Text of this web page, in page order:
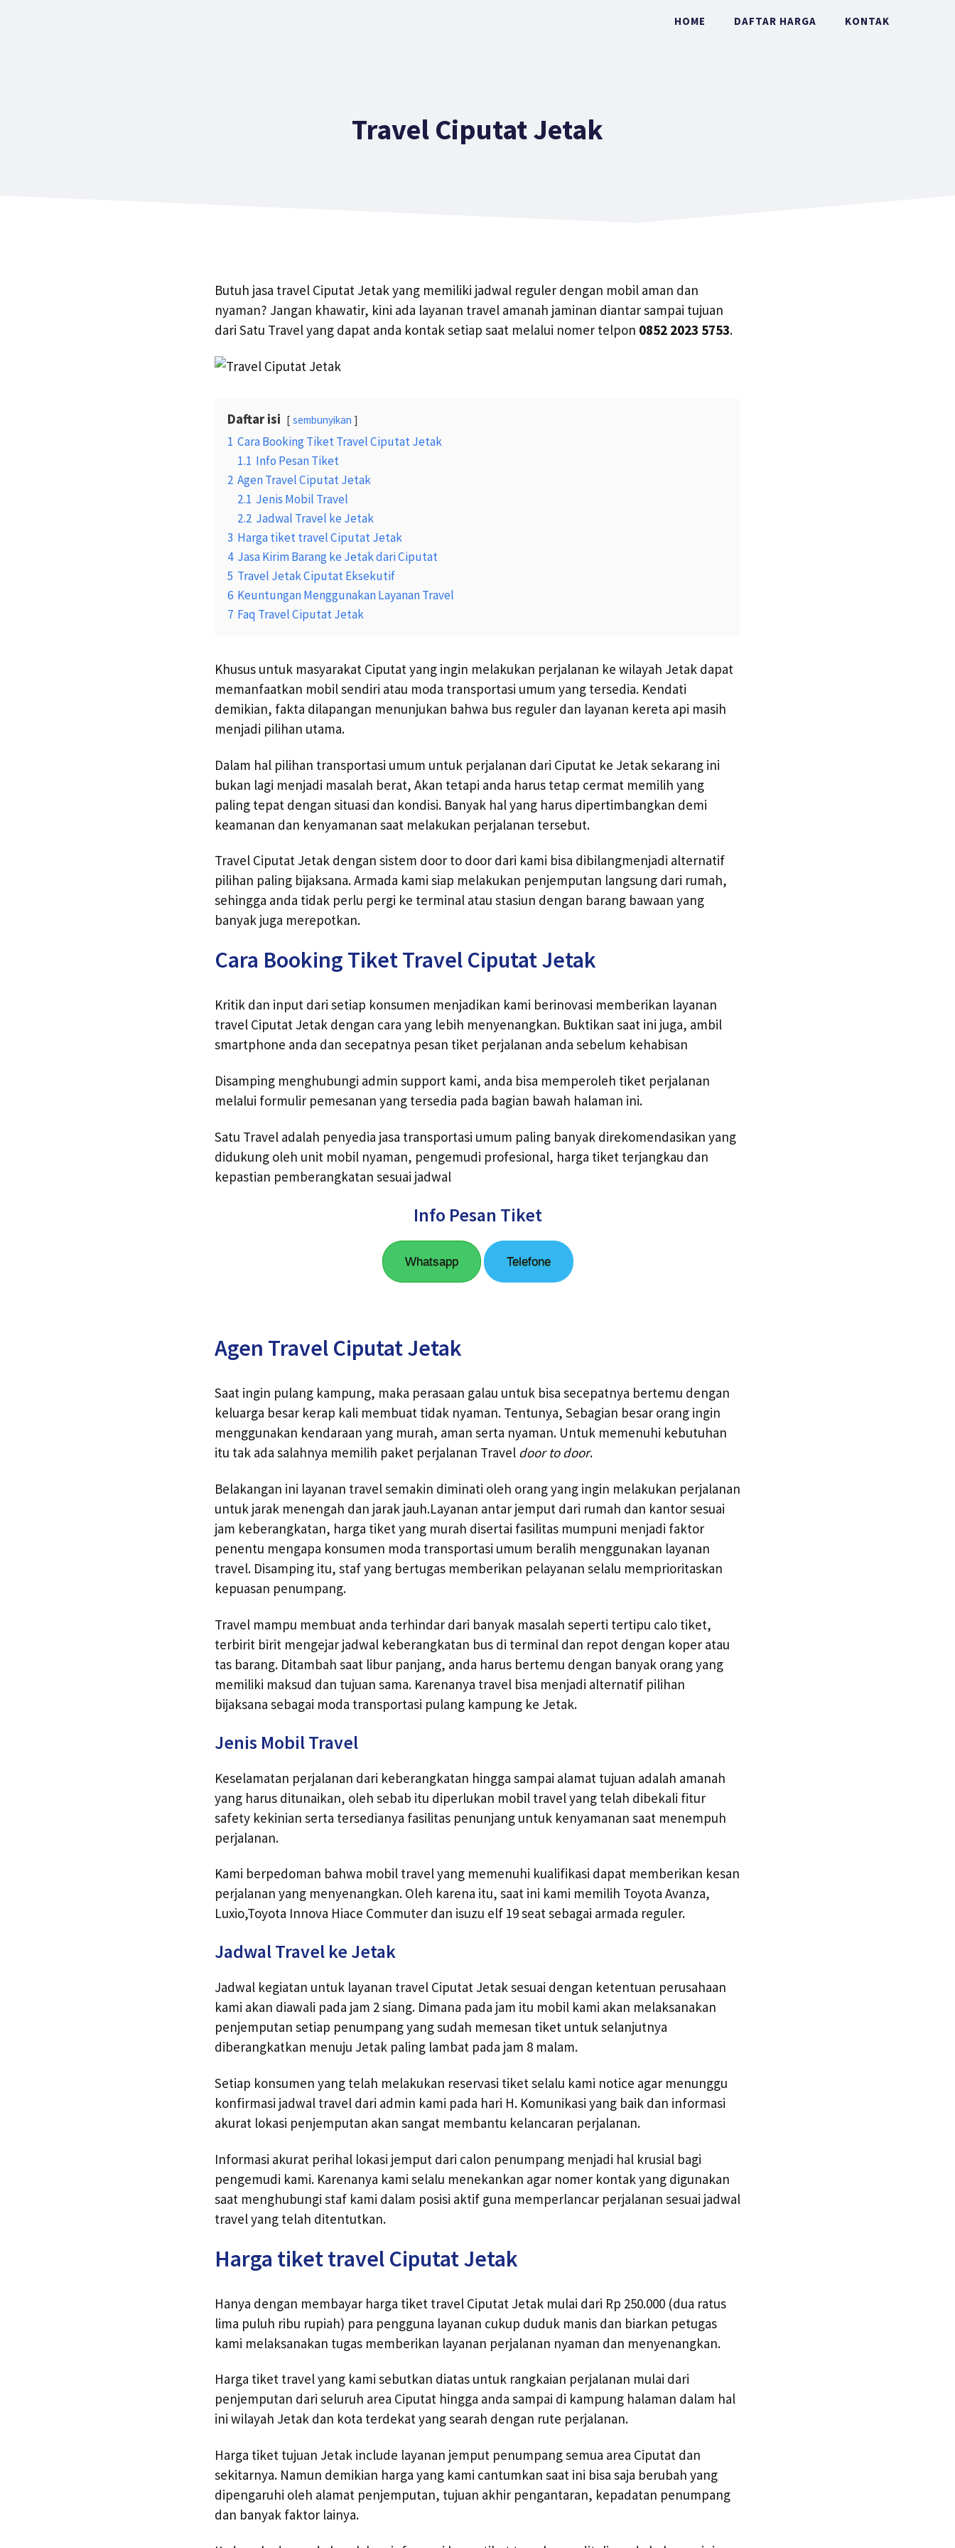
HOME DAFTAR HARGA KONTAK
Travel Ciputat Jetak
Butuh jasa travel Ciputat Jetak yang memiliki jadwal reguler dengan mobil aman dan
nyaman? Jangan khawatir, kini ada layanan travel amanah jaminan diantar sampai tujuan
dari Satu Travel yang dapat anda kontak setiap saat melalui nomer telpon 0852 2023 5753.
Daftar isi sembunyikan
1 Cara Booking Tiket Travel Ciputat Jetak
1.1 Info Pesan Tiket
2 Agen Travel Ciputat Jetak
2.1 Jenis Mobil Travel
2.2 Jadwal Travel ke Jetak
3 Harga tiket travel Ciputat Jetak
4 Jasa Kirim Barang ke Jetak dari Ciputat
5 Travel Jetak Ciputat Eksekutif
6 Keuntungan Menggunakan Layanan Travel
7 Faq Travel Ciputat Jetak
Khusus untuk masyarakat Ciputat yang ingin melakukan perjalanan ke wilayah Jetak dapat
memanfaatkan mobil sendiri atau moda transportasi umum yang tersedia. Kendati
demikian, fakta dilapangan menunjukan bahwa bus reguler dan layanan kereta api masih
menjadi pilihan utama.
Dalam hal pilihan transportasi umum untuk perjalanan dari Ciputat ke Jetak sekarang ini
bukan lagi menjadi masalah berat, Akan tetapi anda harus tetap cermat memilih yang
paling tepat dengan situasi dan kondisi. Banyak hal yang harus dipertimbangkan demi
keamanan dan kenyamanan saat melakukan perjalanan tersebut.
Travel Ciputat Jetak dengan sistem door to door dari kami bisa dibilangmenjadi alternatif
pilihan paling bijaksana. Armada kami siap melakukan penjemputan langsung dari rumah,
sehingga anda tidak perlu pergi ke terminal atau stasiun dengan barang bawaan yang
banyak juga merepotkan.
Cara Booking Tiket Travel Ciputat Jetak
Kritik dan input dari setiap konsumen menjadikan kami berinovasi memberikan layanan
travel Ciputat Jetak dengan cara yang lebih menyenangkan. Buktikan saat ini juga, ambil
smartphone anda dan secepatnya pesan tiket perjalanan anda sebelum kehabisan
Disamping menghubungi admin support kami, anda bisa memperoleh tiket perjalanan
melalui formulir pemesanan yang tersedia pada bagian bawah halaman ini.
Satu Travel adalah penyedia jasa transportasi umum paling banyak direkomendasikan yang
didukung oleh unit mobil nyaman, pengemudi profesional, harga tiket terjangkau dan
kepastian pemberangkatan sesuai jadwal
Info Pesan Tiket
Whatsapp Telefone
Agen Travel Ciputat Jetak
Saat ingin pulang kampung, maka perasaan galau untuk bisa secepatnya bertemu dengan
keluarga besar kerap kali membuat tidak nyaman. Tentunya, Sebagian besar orang ingin
menggunakan kendaraan yang murah, aman serta nyaman. Untuk memenuhi kebutuhan
itu tak ada salahnya memilih paket perjalanan Travel door to door.
Belakangan ini layanan travel semakin diminati oleh orang yang ingin melakukan perjalanan
untuk jarak menengah dan jarak jauh.Layanan antar jemput dari rumah dan kantor sesuai
jam keberangkatan, harga tiket yang murah disertai fasilitas mumpuni menjadi faktor
penentu mengapa konsumen moda transportasi umum beralih menggunakan layanan
travel. Disamping itu, staf yang bertugas memberikan pelayanan selalu memprioritaskan
kepuasan penumpang.
Travel mampu membuat anda terhindar dari banyak masalah seperti tertipu calo tiket,
terbirit birit mengejar jadwal keberangkatan bus di terminal dan repot dengan koper atau
tas barang. Ditambah saat libur panjang, anda harus bertemu dengan banyak orang yang
memiliki maksud dan tujuan sama. Karenanya travel bisa menjadi alternatif pilihan
bijaksana sebagai moda transportasi pulang kampung ke Jetak.
Jenis Mobil Travel
Keselamatan perjalanan dari keberangkatan hingga sampai alamat tujuan adalah amanah
yang harus ditunaikan, oleh sebab itu diperlukan mobil travel yang telah dibekali fitur
safety kekinian serta tersedianya fasilitas penunjang untuk kenyamanan saat menempuh
perjalanan.
Kami berpedoman bahwa mobil travel yang memenuhi kualifikasi dapat memberikan kesan
perjalanan yang menyenangkan. Oleh karena itu, saat ini kami memilih Toyota Avanza,
Luxio,Toyota Innova Hiace Commuter dan isuzu elf 19 seat sebagai armada reguler.
Jadwal Travel ke Jetak
Jadwal kegiatan untuk layanan travel Ciputat Jetak sesuai dengan ketentuan perusahaan
kami akan diawali pada jam 2 siang. Dimana pada jam itu mobil kami akan melaksanakan
penjemputan setiap penumpang yang sudah memesan tiket untuk selanjutnya
diberangkatkan menuju Jetak paling lambat pada jam 8 malam.
Setiap konsumen yang telah melakukan reservasi tiket selalu kami notice agar menunggu
konfirmasi jadwal travel dari admin kami pada hari H. Komunikasi yang baik dan informasi
akurat lokasi penjemputan akan sangat membantu kelancaran perjalanan.
Informasi akurat perihal lokasi jemput dari calon penumpang menjadi hal krusial bagi
pengemudi kami. Karenanya kami selalu menekankan agar nomer kontak yang digunakan
saat menghubungi staf kami dalam posisi aktif guna memperlancar perjalanan sesuai jadwal
travel yang telah ditentutkan.
Harga tiket travel Ciputat Jetak
Hanya dengan membayar harga tiket travel Ciputat Jetak mulai dari Rp 250.000 (dua ratus
lima puluh ribu rupiah) para pengguna layanan cukup duduk manis dan biarkan petugas
kami melaksanakan tugas memberikan layanan perjalanan nyaman dan menyenangkan.
Harga tiket travel yang kami sebutkan diatas untuk rangkaian perjalanan mulai dari
penjemputan dari seluruh area Ciputat hingga anda sampai di kampung halaman dalam hal
ini wilayah Jetak dan kota terdekat yang searah dengan rute perjalanan.
Harga tiket tujuan Jetak include layanan jemput penumpang semua area Ciputat dan
sekitarnya. Namun demikian harga yang kami cantumkan saat ini bisa saja berubah yang
dipengaruhi oleh alamat penjemputan, tujuan akhir pengantaran, kepadatan penumpang
dan banyak faktor lainya.